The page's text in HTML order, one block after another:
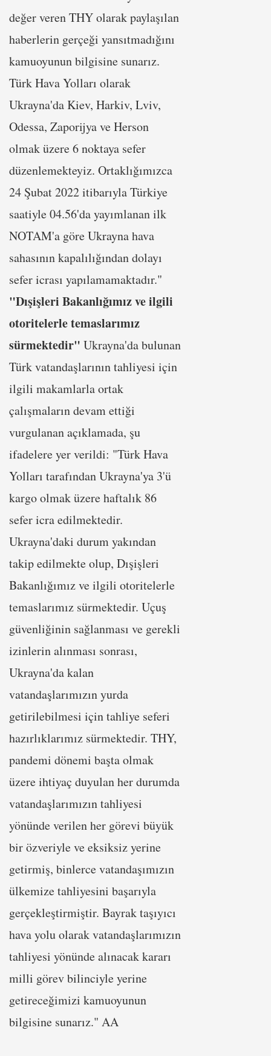
değer veren THY olarak paylaşılan
haberlerin gerçeği yansıtmadığını
kamuoyunun bilgisine sunarız.
Türk Hava Yolları olarak
Ukrayna'da Kiev, Harkiv, Lviv,
Odessa, Zaporijya ve Herson
olmak üzere 6 noktaya sefer
düzenlemekteyiz. Ortaklığımızca
24 Şubat 2022 itibarıyla Türkiye
saatiyle 04.56'da yayımlanan ilk
NOTAM'a göre Ukrayna hava
sahasının kapalılığından dolayı
sefer icrası yapılamamaktadır."
"Dışişleri Bakanlığımız ve ilgili
otoritelerle temaslarımız
sürmektedir" Ukrayna'da bulunan
Türk vatandaşlarının tahliyesi için
ilgili makamlarla ortak
çalışmaların devam ettiği
vurgulanan açıklamada, şu
ifadelere yer verildi: "Türk Hava
Yolları tarafından Ukrayna'ya 3'ü
kargo olmak üzere haftalık 86
sefer icra edilmektedir.
Ukrayna'daki durum yakından
takip edilmekte olup, Dışişleri
Bakanlığımız ve ilgili otoritelerle
temaslarımız sürmektedir. Uçuş
güvenliğinin sağlanması ve gerekli
izinlerin alınması sonrası,
Ukrayna'da kalan
vatandaşlarımızın yurda
getirilebilmesi için tahliye seferi
hazırlıklarımız sürmektedir. THY,
pandemi dönemi başta olmak
üzere ihtiyaç duyulan her durumda
vatandaşlarımızın tahliyesi
yönünde verilen her görevi büyük
bir özveriyle ve eksiksiz yerine
getirmiş, binlerce vatandaşımızın
ülkemize tahliyesini başarıyla
gerçekleştirmiştir. Bayrak taşıyıcı
hava yolu olarak vatandaşlarımızın
tahliyesi yönünde alınacak kararı
milli görev bilinciyle yerine
getireceğimizi kamuoyunun
bilgisine sunarız." AA